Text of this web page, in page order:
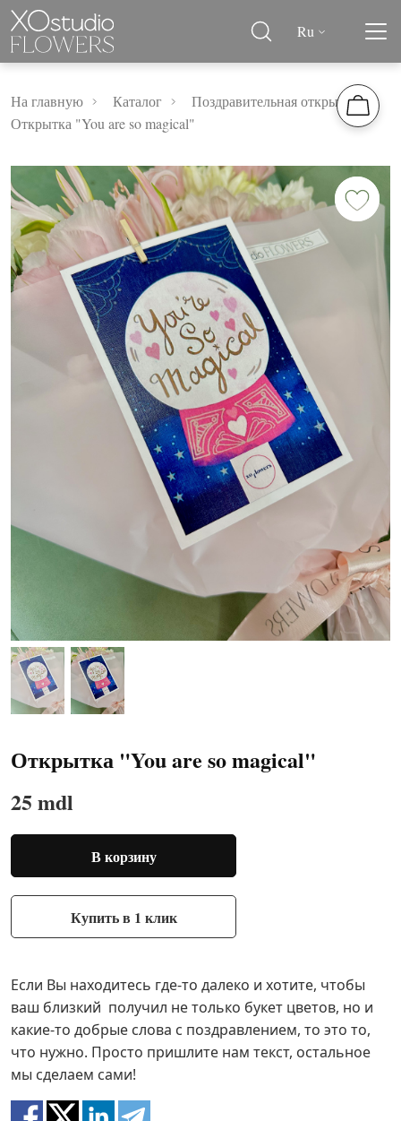
Ru
На главную Каталог
Поздравительная открытка
Открытка "You are so magical"
Открытка "You are so magical"
25 mdl
В корзину
Купить в 1 клик
Если Вы находитесь где-то далеко и хотите, чтобы
ваш близкий получил не только букет цветов, но и
какие-то добрые слова с поздравлением, то это то,
что нужно. Просто пришлите нам текст, остальное
мы сделаем сами!